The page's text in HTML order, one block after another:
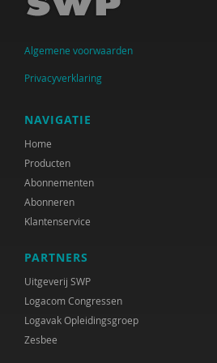
Sander van Arum
Amma Asante
Diverse auteurs
Ine Avontuur
Herman Baartman
Paul Baeten
Hilde Bakker
Dick Barelds
Cora Bartelink
Fiet van Beek
Algemene voorwaarden
Privacyverklaring
NAVIGATIE
Home
Producten
Abonnementen
Abonneren
Klantenservice
PARTNERS
Uitgeverij SWP
Logacom Congressen
Logavak Opleidingsgroep
Zesbee